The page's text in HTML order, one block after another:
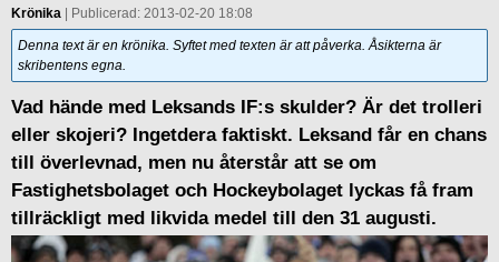
Krönika | Publicerad: 2013-02-20 18:08
Denna text är en krönika. Syftet med texten är att påverka. Åsikterna är
skribentens egna.
Vad hände med Leksands IF:s skulder? Är det trolleri
eller skojeri? Ingetdera faktiskt. Leksand får en chans
till överlevnad, men nu återstår att se om
Fastighetsbolaget och Hockeybolaget lyckas få fram
tillräckligt med likvida medel till den 31 augusti.